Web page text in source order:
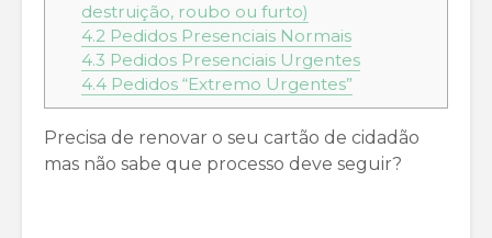
destruição, roubo ou furto)
4.2Pedidos Presenciais Normais
4.3 Pedidos Presenciais Urgentes
4.4Pedidos “Extremo Urgentes”
Precisa de renovar o seu cartão de cidadão
mas não sabe que processo deve seguir?